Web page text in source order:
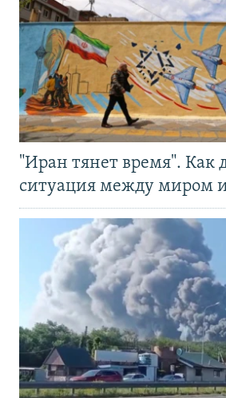
"Иран тянет время". Как
ситуация между миром